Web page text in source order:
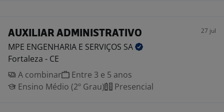
AUXILIAR ADMINISTRATIVO 27 jul
MPE ENGENHARIA E SERVIÇOS SA
Fortaleza - CE
A combinar
Entre 3 e 5 anos
Ensino Médio (2º Grau)
Presencial